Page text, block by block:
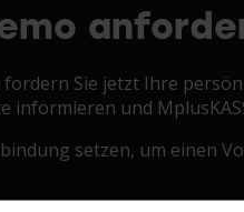
Sie jetzt Ihre
informieren und
setzen, um einen